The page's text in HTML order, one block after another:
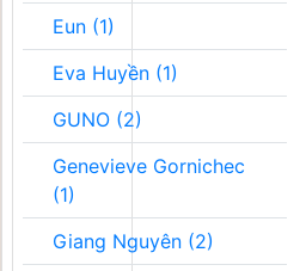
Eun (1)
Eva Huyền (1)
GUNO (2)
Genevieve Gornichec
(1)
Giang Nguyên (2)